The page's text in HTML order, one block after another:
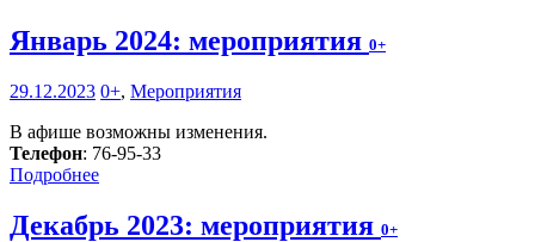
Январь 2024: мероприятия 0+
29.12.2023 0+, Мероприятия
В афише возможны изменения.
Телефон: 76-95-33
Подробнее
Декабрь 2023: мероприятия 0+